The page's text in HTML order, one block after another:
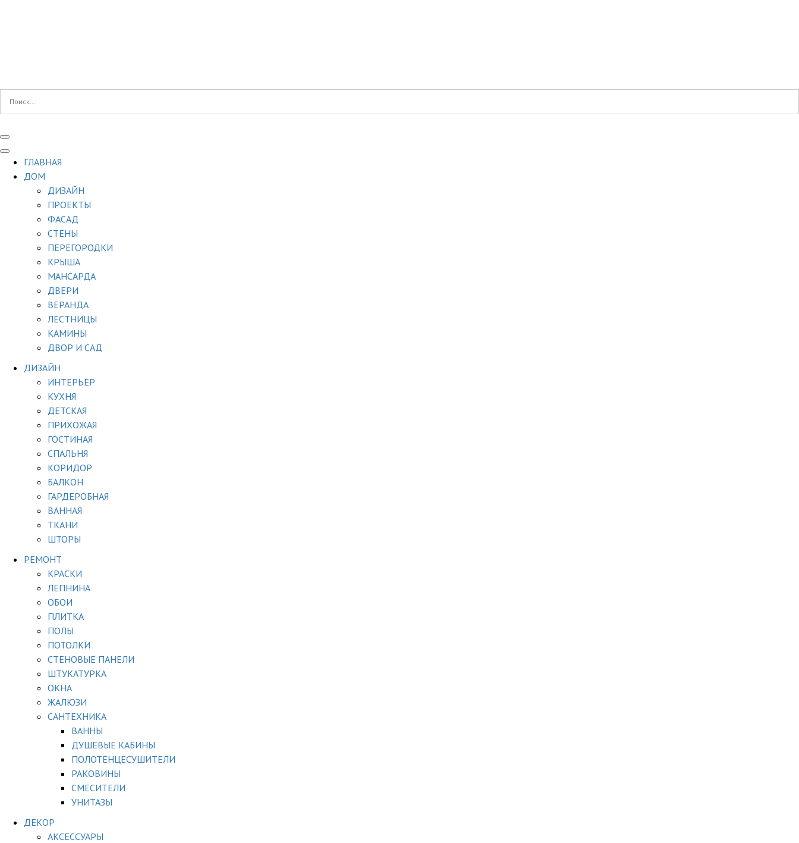
ГЛАВНАЯ
ДОМ
ДИЗАЙН
ПРОЕКТЫ
ФАСАД
СТЕНЫ
ПЕРЕГОРОДКИ
КРЫША
МАНСАРДА
ДВЕРИ
ВЕРАНДА
ЛЕСТНИЦЫ
КАМИНЫ
ДВОР И САД
ДИЗАЙН
ИНТЕРЬЕР
КУХНЯ
ДЕТСКАЯ
ПРИХОЖАЯ
ГОСТИНАЯ
СПАЛЬНЯ
КОРИДОР
БАЛКОН
ГАРДЕРОБНАЯ
ВАННАЯ
ТКАНИ
ШТОРЫ
РЕМОНТ
КРАСКИ
ЛЕПНИНА
ОБОИ
ПЛИТКА
ПОЛЫ
ПОТОЛКИ
СТЕНОВЫЕ ПАНЕЛИ
ШТУКАТУРКА
ОКНА
ЖАЛЮЗИ
САНТЕХНИКА
ВАННЫ
ДУШЕВЫЕ КАБИНЫ
ПОЛОТЕНЦЕСУШИТЕЛИ
РАКОВИНЫ
СМЕСИТЕЛИ
УНИТАЗЫ
ДЕКОР
АКСЕССУАРЫ